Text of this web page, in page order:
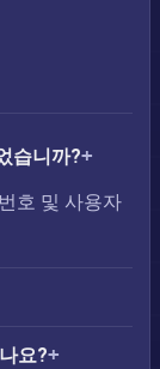
습니까?
호 및 사용자
요?